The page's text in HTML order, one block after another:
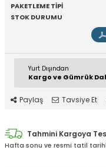
PAKETLEME TİPİ
STOK DURUMU
Yurt Dışından
Kargo ve Gümrük
Paylaş Tavsiye Et
Tahmini Kargoya
Hafta sonu ve resmi tatil